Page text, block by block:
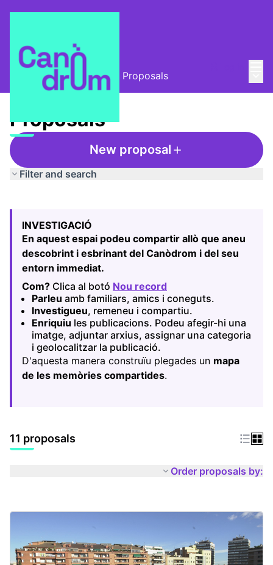
L'Alzina i el Canòdrom Proposals
Proposals
New proposal
Filter and search
−
INVESTIGACIÓ
En aquest espai podeu compartir allò que aneu
descobrint i esbrinant del Canòdrom i del seu
entorn immediat.
Com? Clica al botó Nou record
(Opens in new tab)
Parleu amb familiars, amics i coneguts.
Investigueu, remeneu i compartiu.
Enriquiu les publicacions. Podeu afegir-hi una
imatge, adjuntar arxius, assignar una categoria
i geolocalitzar la publicació.
D'aquesta manera construïu plegades un mapa
de les memòries compartides.
11 proposals
Order proposals by: